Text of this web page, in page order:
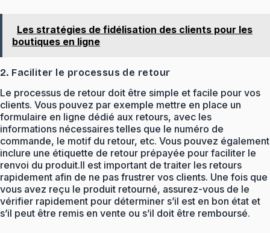
Les stratégies de fidélisation des clients pour les
boutiques en ligne
2. Faciliter le processus de retour
Le processus de retour doit être simple et facile pour vos
clients. Vous pouvez par exemple mettre en place un
formulaire en ligne dédié aux retours, avec les
informations nécessaires telles que le numéro de
commande, le motif du retour, etc. Vous pouvez également
inclure une étiquette de retour prépayée pour faciliter le
renvoi du produit.Il est important de traiter les retours
rapidement afin de ne pas frustrer vos clients. Une fois que
vous avez reçu le produit retourné, assurez-vous de le
vérifier rapidement pour déterminer s’il est en bon état et
s’il peut être remis en vente ou s’il doit être remboursé.